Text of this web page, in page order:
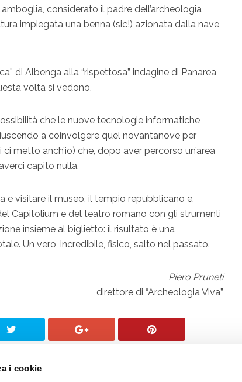
i cookie
considerato il padre dell’archeologia
impiegata una benna (sic!) azionata dalla nave
di Albenga alla “rispettosa” indagine di Panarea
volta si vedono.
che le nuove tecnologie informatiche
a coinvolgere quel novantanove per
metto anch’io) che, dopo aver percorso un’area
capito nulla.
e visitare il museo, il tempio repubblicano e,
Capitolium e del teatro romano con gli strumenti
insieme al biglietto: il risultato è una
Un vero, incredibile, fisico, salto nel passato.
Piero Pruneti
direttore di “Archeologia Viva”